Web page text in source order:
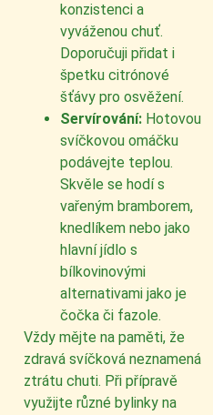
konzistenci a
vyváženou chuť.
Doporučuji přidat i
špetku citrónové
šťávy pro osvěžení.
Servírování: Hotovou
svíčkovou omáčku
podávejte teplou.
Skvěle se hodí s
vařeným bramborem,
knedlíkem nebo jako
hlavní jídlo s
bílkovinovými
alternativami jako je
čočka či fazole.
Vždy mějte na paměti, že
zdravá svíčková neznamená
ztrátu chuti. Při přípravě
využijte různé bylinky na